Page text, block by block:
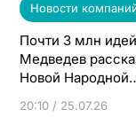
Новости
Почти 3 млн
Медведев
Новой Народной
20:10 / 25.07.26